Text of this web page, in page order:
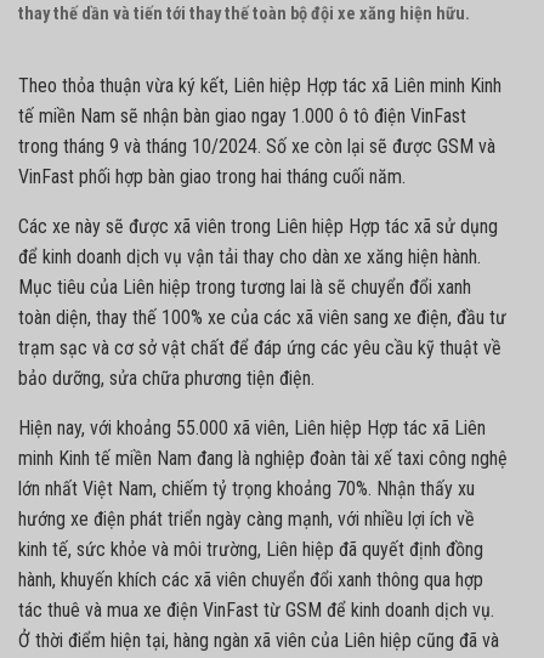
thay thế dần và tiến tới thay thế toàn bộ đội xe xăng hiện hữu.
Theo thỏa thuận vừa ký kết, Liên hiệp Hợp tác xã Liên minh Kinh
tế miền Nam sẽ nhận bàn giao ngay 1.000 ô tô điện VinFast
trong tháng 9 và tháng 10/2024. Số xe còn lại sẽ được GSM và
VinFast phối hợp bàn giao trong hai tháng cuối năm.
Các xe này sẽ được xã viên trong Liên hiệp Hợp tác xã sử dụng
để kinh doanh dịch vụ vận tải thay cho dàn xe xăng hiện hành.
Mục tiêu của Liên hiệp trong tương lai là sẽ chuyển đổi xanh
toàn diện, thay thế 100% xe của các xã viên sang xe điện, đầu tư
trạm sạc và cơ sở vật chất để đáp ứng các yêu cầu kỹ thuật về
bảo dưỡng, sửa chữa phương tiện điện.
Hiện nay, với khoảng 55.000 xã viên, Liên hiệp Hợp tác xã Liên
minh Kinh tế miền Nam đang là nghiệp đoàn tài xế taxi công nghệ
lớn nhất Việt Nam, chiếm tỷ trọng khoảng 70%. Nhận thấy xu
hướng xe điện phát triển ngày càng mạnh, với nhiều lợi ích về
kinh tế, sức khỏe và môi trường, Liên hiệp đã quyết định đồng
hành, khuyến khích các xã viên chuyển đổi xanh thông qua hợp
tác thuê và mua xe điện VinFast từ GSM để kinh doanh dịch vụ.
Ở thời điểm hiện tại, hàng ngàn xã viên của Liên hiệp cũng đã và